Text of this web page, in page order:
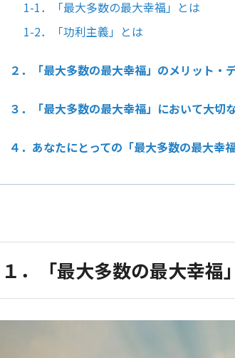
1-1．「最大多数の最大幸福」とは
1-2．「功利主義」とは
２．「最大多数の最大幸福」のメリット・
３．「最大多数の最大幸福」において大切
４．あなたにとっての「最大多数の最大幸福
１．「最大多数の最大幸福